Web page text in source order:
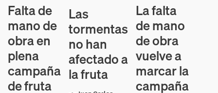
Falta de
mano de
obra en
plena
campaña
de fruta
Las
tormentas
no han
afectado a
la fruta
La falta
de mano
de obra
vuelve a
marcar la
campaña